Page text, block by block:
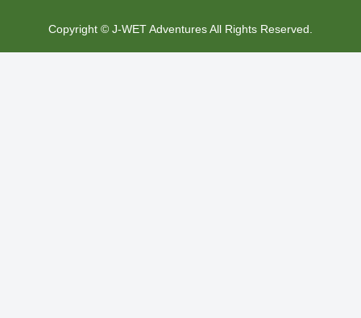
Copyright © J-WET Adventures All Rights Reserved.